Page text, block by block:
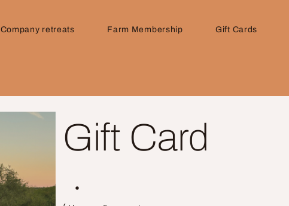
Company retreats Farm Membership Gift Cards
Gift Card